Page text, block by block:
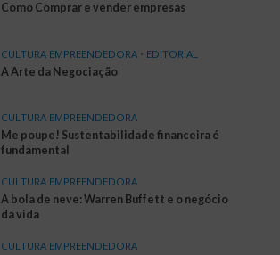
Como Comprar e vender empresas
CULTURA EMPREENDEDORA • EDITORIAL
A Arte da Negociação
CULTURA EMPREENDEDORA
Me poupe! Sustentabilidade financeira é
fundamental
CULTURA EMPREENDEDORA
A bola de neve: Warren Buffett e o negócio
da vida
CULTURA EMPREENDEDORA